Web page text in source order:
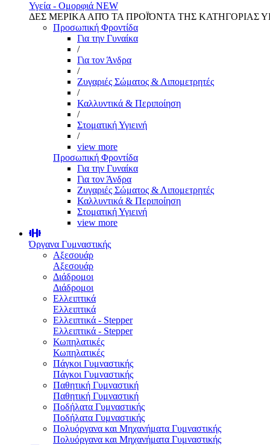
Υγεία - Ομορφιά NEW
ΔΕΣ ΜΕΡΙΚΑ ΑΠΌ ΤΑ ΠΡΟΪΌΝΤΑ ΤΗΣ ΚΑΤΗΓΟΡΙΑΣ
Προσωπική Φροντίδα
Για την Γυναίκα
/
Για τον Άνδρα
/
Ζυγαριές Σώματος & Λιπομετρητές
/
Καλλυντικά & Περιποίηση
/
Στοματική Υγιεινή
/
view more
Προσωπική Φροντίδα
Για την Γυναίκα
Για τον Άνδρα
Ζυγαριές Σώματος & Λιπομετρητές
Καλλυντικά & Περιποίηση
Στοματική Υγιεινή
view more
Όργανα Γυμναστικής
Αξεσουάρ
Αξεσουάρ
Διάδρομοι
Διάδρομοι
Ελλειπτικά
Ελλειπτικά
Ελλειπτικά - Stepper
Ελλειπτικά - Stepper
Κωπηλατικές
Κωπηλατικές
Πάγκοι Γυμναστικής
Πάγκοι Γυμναστικής
Παθητική Γυμναστική
Παθητική Γυμναστική
Ποδήλατα Γυμναστικής
Ποδήλατα Γυμναστικής
Πολυόργανα και Μηχανήματα Γυμναστικής
Πολυόργανα και Μηχανήματα Γυμναστικής